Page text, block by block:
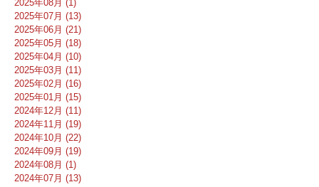
2025年08月 (1)
2025年07月 (13)
2025年06月 (21)
2025年05月 (18)
2025年04月 (10)
2025年03月 (11)
2025年02月 (16)
2025年01月 (15)
2024年12月 (11)
2024年11月 (19)
2024年10月 (22)
2024年09月 (19)
2024年08月 (1)
2024年07月 (13)